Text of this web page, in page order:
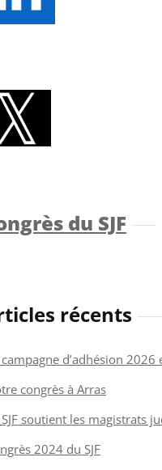
du SJF
récents
campagne d’adhésion 2026
congrès à Arras
SJF soutient les magistrats
2024 du SJF